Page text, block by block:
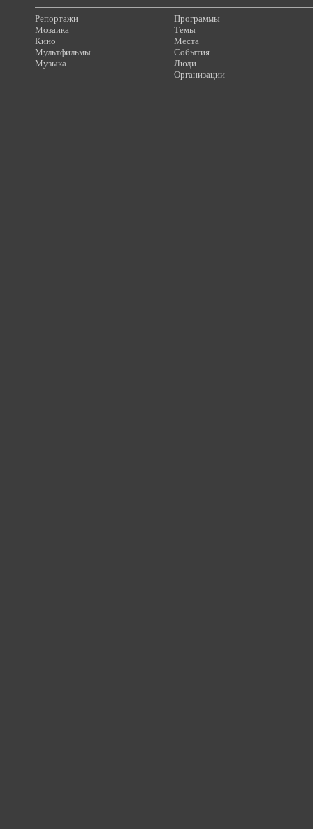
Репортажи
Мозаика
Кино
Мультфильмы
Музыка
Программы
Темы
Места
События
Люди
Организации